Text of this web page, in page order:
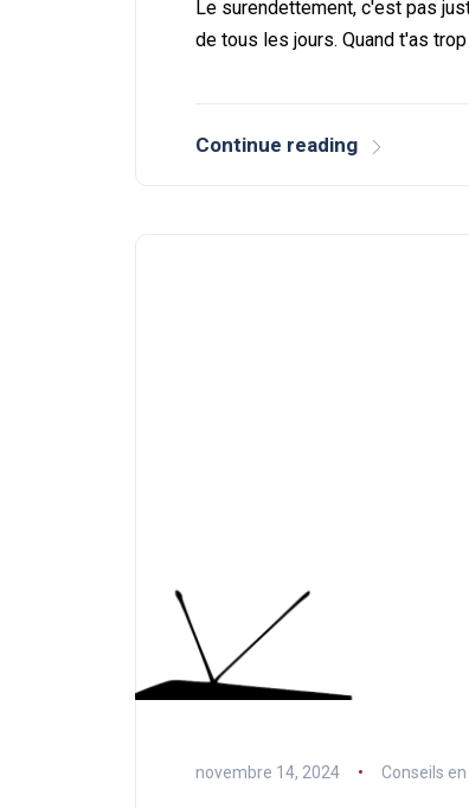
Le surendettement, c'est pas
de tous les jours. Quand t'as
Continue reading
novembre 14, 2024 Conseils